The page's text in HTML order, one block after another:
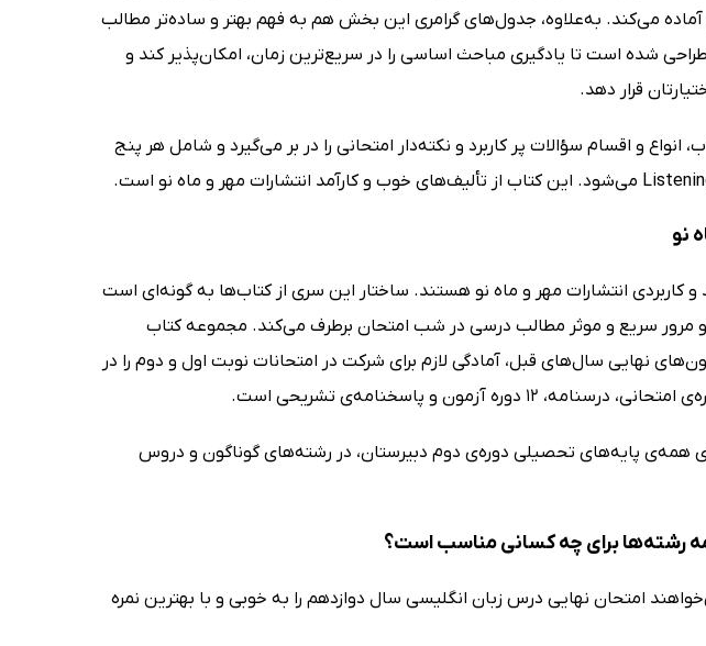
می‌کند. به‌علاوه، جدول‌های گرامری این بخش هم به فهم بهتر و ساده‌تر مطالب
این درسنامه تنها در 10 صفحه طراحی شده است تا یادگیری مباحث اساسی را در سریع‌ترین زمان، امکان‌پذیر کند و
قرار دهد.
و اقسام سؤالات پر کاربرد و نکته‌دار امتحانی را در بر می‌گیرد و شامل هر پنج
نو
انتشارات مهر و ماه نو هستند. ساختار این سری از کتاب‌ها به گونه‌ای است
و مرور سریع و موثر مطالب درسی در شب امتحان برطرف می‌کند. مجموعه کتاب
نهایی سال‌های قبل، آمادگی لازم برای شرکت در امتحانات نوبت اول و دوم را در
آزمون و پاسخنامه‌ی تشریحی است.
همه‌ی پایه‌های تحصیلی دوره‌ی دوم دبیرستان، در رشته‌های گوناگون و دروس
امتحان نهایی درس زبان انگلیسی سال دوازدهم را به خوبی و با بهترین نمره